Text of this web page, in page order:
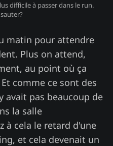
difficile à passer dans le run.
matin pour attendre
Plus on attend,
au point où ça
comme ce sont des
avait pas beaucoup de
la salle
à cela le retard d'une
et cela devenait un